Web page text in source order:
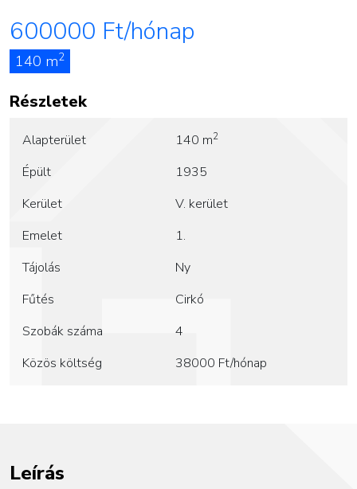
600000 Ft/hónap
140 m2
Részletek
Alapterület 140 m2
Épült
1935
Kerület
V. kerület
Emelet
1.
Tájolás
Ny
Fűtés
Cirkó
Szobák száma
4
Közös költség
38000 Ft/hónap
Leírás